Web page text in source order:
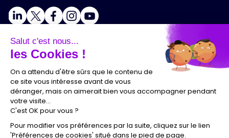
Salut c'est nous...
les Cookies !
On a attendu d'être sûrs que le contenu de
ce site vous intéresse avant de vous
déranger, mais on aimerait bien vous accompagner pendant
votre visite...
C'est OK pour vous ?
Pour modifier vos préférences par la suite, cliquez sur le lien
'Préférences de cookies' situé dans le pied de page.